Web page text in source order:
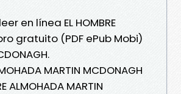
en línea EL HOMBRE
gratuito (PDF ePub Mobi)
MARTIN MCDONAGH
ALMOHADA MARTIN